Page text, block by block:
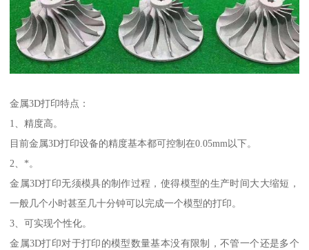
金属3D打印特点：
1、精度高。
目前金属3D打印设备的精度基本都可控制在0.05mm以下。
2、*。
金属3D打印无须模具的制作过程，使得模型的生产时间大大缩短，
一般几个小时甚至几十分钟可以完成一个模型的打印。
3、可实现个性化。
金属3D打印对于打印的模型数量基本没有限制，不管一个还是多个